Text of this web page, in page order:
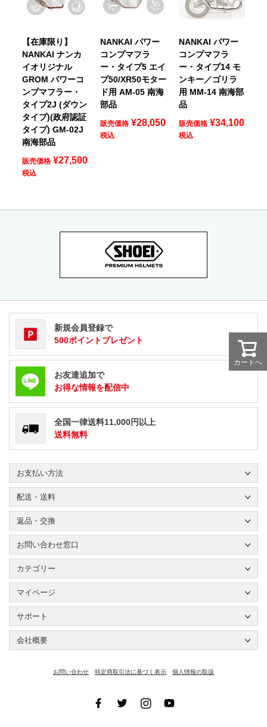
【在庫限り】
NANKAI ナンカ
イオリジナル
GROM パワーコ
ンプマフラー・
タイプ2J (ダウン
タイプ)(政府認証
タイプ) GM-02J
南海部品
販売価格 ¥27,500
税込
NANKAI パワー
コンプマフラ
ー・タイプ5 エイ
プ50/XR50モター
ド用 AM-05 南海
部品
販売価格 ¥28,050
税込
NANKAI パワー
コンプマフラ
ー・タイプ14 モ
ンキー／ゴリラ
用 MM-14 南海部
品
販売価格 ¥34,100
税込
カートへ
新規会員登録で
500ポイントプレゼント
お友達追加で
お得な情報を配信中
全国一律送料11,000円以上
送料無料
お支払い方法
配送・送料
返品・交換
お問い合わせ窓口
カテゴリー
マイページ
サポート
会社概要
お問い合わせ 特定商取引法に基づく表示 個人情報の取扱